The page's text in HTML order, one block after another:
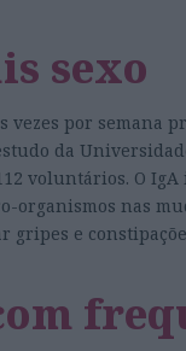
sexo
vezes por semana
da
voluntários. O
organismos nas
gripes e